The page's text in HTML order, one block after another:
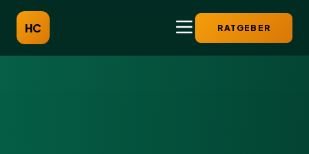
HC RATGEBER